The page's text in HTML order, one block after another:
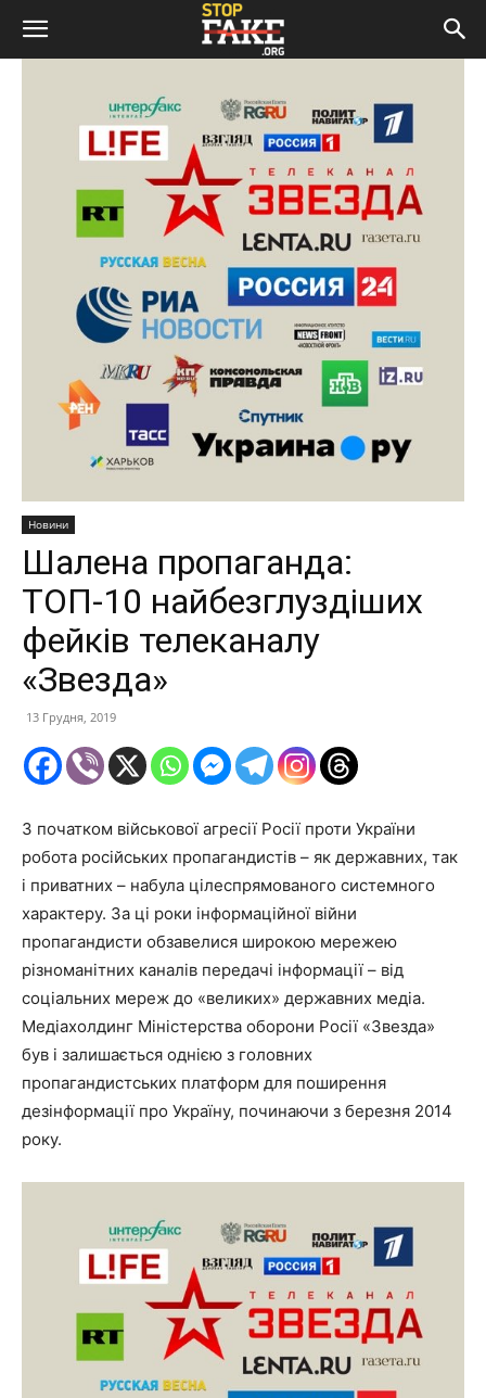
Новини
Шалена пропаганда:
ТОП-10 найбезглуздіших
фейків телеканалу
«Звезда»
13 Грудня, 2019
З початком військової агресії Росії проти України
робота російських пропагандистів – як державних, так
і приватних – набула цілеспрямованого системного
характеру. За ці роки інформаційної війни
пропагандисти обзавелися широкою мережею
різноманітних каналів передачі інформації – від
соціальних мереж до «великих» державних медіа.
Медіахолдинг Міністерства оборони Росії «Звезда»
був і залишається однією з головних
пропагандистських платформ для поширення
дезінформації про Україну, починаючи з березня 2014
року.